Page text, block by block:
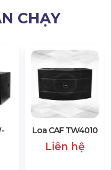
CHẠY
Loa CAF TW4010
Liên hệ